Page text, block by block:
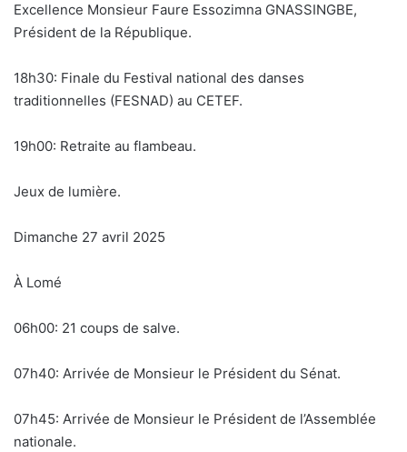
Excellence Monsieur Faure Essozimna GNASSINGBE,
Président de la République.
18h30: Finale du Festival national des danses
traditionnelles (FESNAD) au CETEF.
19h00: Retraite au flambeau.
Jeux de lumière.
Dimanche 27 avril 2025
À Lomé
06h00: 21 coups de salve.
07h40: Arrivée de Monsieur le Président du Sénat.
07h45: Arrivée de Monsieur le Président de l’Assemblée
nationale.